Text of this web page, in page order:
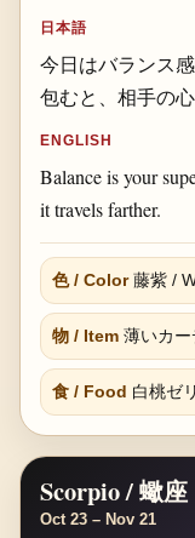
日本語
今日はバランス
包むと、相手の
ENGLISH
Balance is your
it travels farther.
色 / Color藤紫 /
物 / Item薄いカー
食 / Food 白桃ゼ
Scorpio / 蠍座
Oct 23 – Nov 21